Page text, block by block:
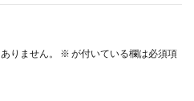
りません。 ※ が付いている欄は必須項